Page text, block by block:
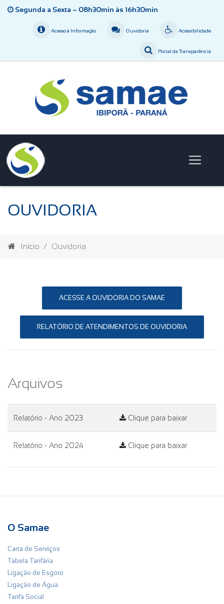
Segunda a Sexta – 08h30min às 16h30min
Acessibilidade
Ouvidoria
Acesso à Informação
Portal da Transparência
OUVIDORIA
Início Ouvidoria
ACESSE A OUVIDORIA DO SAMAE
RELATÓRIO DE ATENDIMENTOS DE OUVIDORIA
Arquivos
Relatório - Ano 2023 Clique para baixar
Relatório - Ano 2024 Clique para baixar
O Samae
Carta de Serviços
Tabela Tarifária
Ligação de Esgoto
Ligação de Água
Tarifa Social